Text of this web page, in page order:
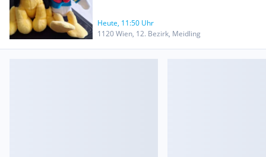
Heute, 11:50 Uhr
1120 Wien, 12. Bezirk, Meidling